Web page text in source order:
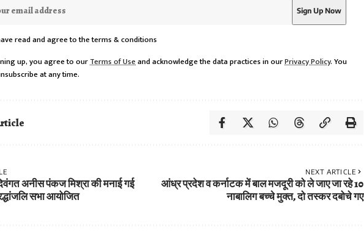
read and agree to the terms & conditions
up, you agree to ourTerms of Useand acknowledge the data practices in ourPrivacy Policy. You
at any time.
अनीस पंकज मिश्रा की मनाई गई
सभा आयोजित
NEXT ARTICLE
आंध्र प्रदेश व कर्नाटक में बाल मजदूरी को ले जाए जा रहे 10
नाबालिग बच्चे मुक्त, दो तस्कर दबोचे गए